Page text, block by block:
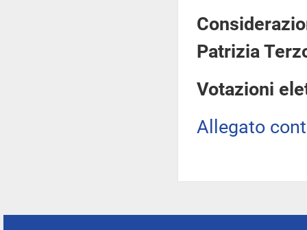
Patrizia
Votazioni
Allegato